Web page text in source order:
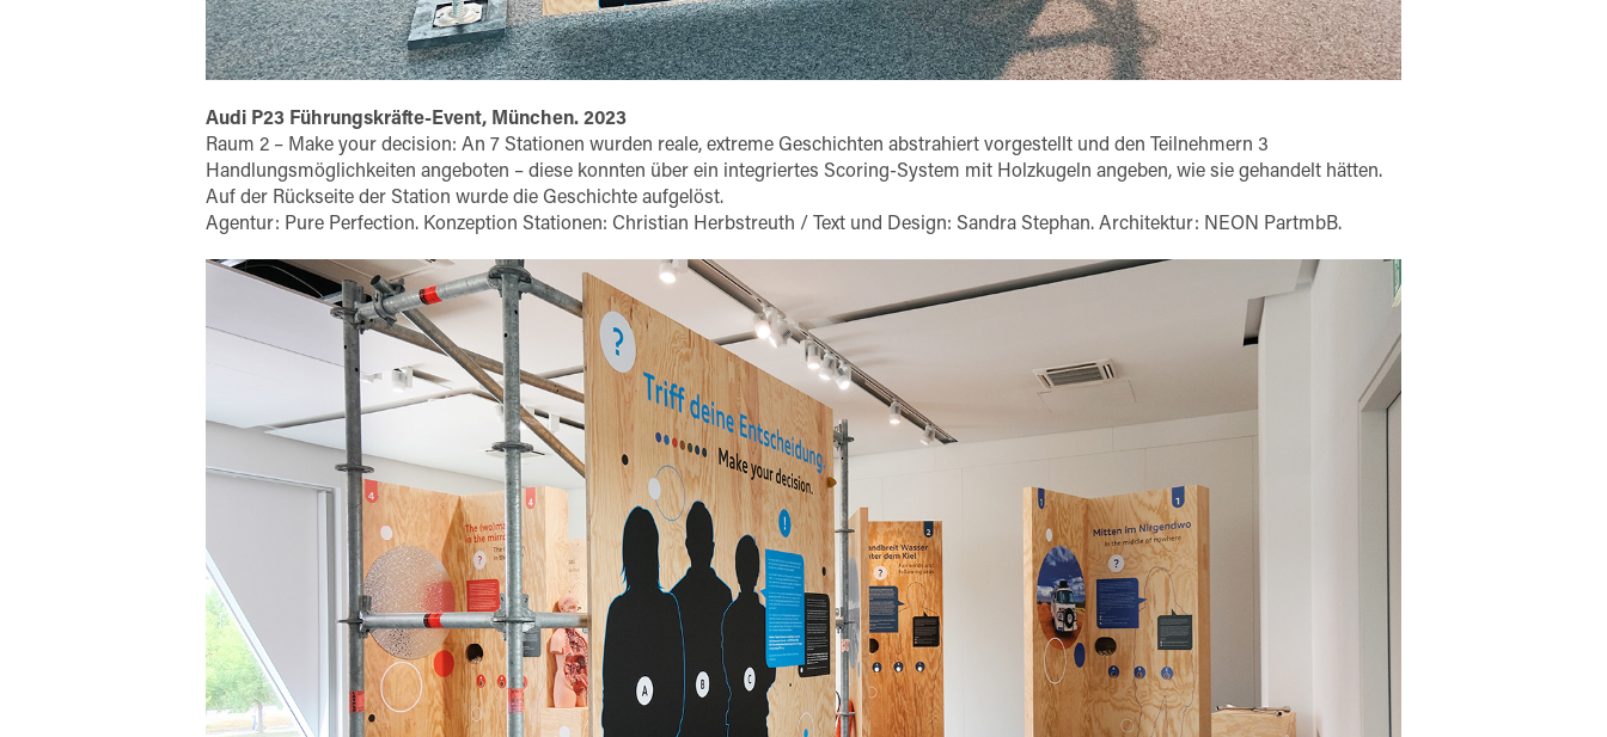
Audi P23 Führungskräfte-Event, München. 2023
Raum 2 – Make your decision: An 7 Stationen wurden reale, extreme Geschichten abstrahiert vorgestellt und den Teilnehmern 3
Handlungsmöglichkeiten angeboten – diese konnten über ein integriertes Scoring-System mit Holzkugeln angeben, wie sie gehandelt hätten.
Auf der Rückseite der Station wurde die Geschichte aufgelöst.
Agentur: Pure Perfection. Konzeption Stationen: Christian Herbstreuth / Text und Design: Sandra Stephan. Architektur: NEON PartmbB.